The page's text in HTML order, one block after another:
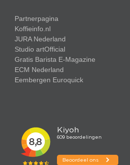
Partnerpagina
Koffieinfo.nl
JURA Nederland
Studio artOfficial
Gratis Barista E-Magazine
ECM Nederland
Eembergen Euroquick